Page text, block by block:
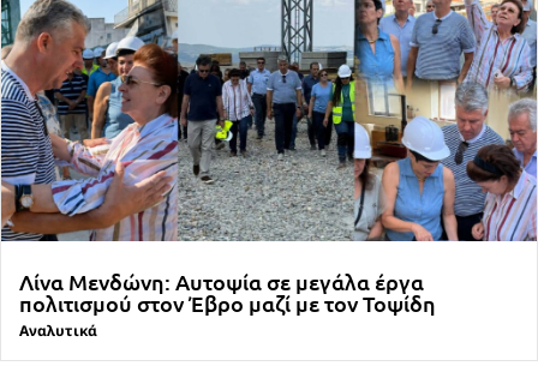
Λίνα Μενδώνη: Αυτοψία σε μεγάλα έργα
πολιτισμού στον Έβρο μαζί με τον Τοψίδη
Αναλυτικά